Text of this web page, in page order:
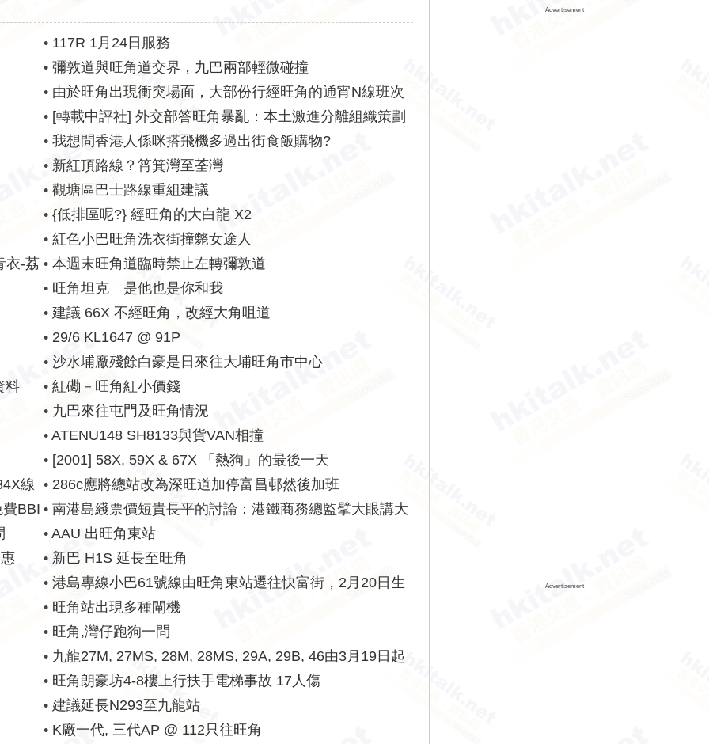
• 117R 1月24日服務
• 彌敦道與旺角道交界，九巴兩部輕微碰撞
• 由於旺角出現衝突場面，大部份行經旺角的通宵N線班次
受阻
• [轉載中評社] 外交部答旺角暴亂：本土激進分離組織策劃
• 我想問香港人係咪搭飛機多過出街食飯購物?
• 新紅頂路線？筲箕灣至荃灣
• 觀塘區巴士路線重組建議
• {低排區呢?} 經旺角的大白龍 X2
• 紅色小巴旺角洗衣街撞斃女途人
衣-荔 • 本週末旺角道臨時禁止左轉彌敦道
• 旺角坦克 是他也是你和我
• 建議 66X 不經旺角，改經大角咀道
• 29/6 KL1647 @ 91P
• 沙水埔廠殘餘白豪是日來往大埔旺角市中心
料
• 紅磡－旺角紅小價錢
• 九巴來往屯門及旺角情況
• ATENU148 SH8133與貨VAN相撞
• [2001] 58X, 59X & 67X 「熱狗」的最後一天
線
• 286c應將總站改為深旺道加停富昌邨然後加班
BBI • 南港島綫票價短貴長平的討論：港鐵商務總監擘大眼講大
話
• AAU 出旺角東站
• 新巴 H1S 延長至旺角
• 港島專線小巴61號線由旺角東站遷往快富街，2月20日生
效
• 旺角站出現多種閘機
• 旺角,灣仔跑狗一問
• 九龍27M, 27MS, 28M, 28MS, 29A, 29B, 46由3月19日起
加價
• 旺角朗豪坊4-8樓上行扶手電梯事故 17人傷
• 建議延長N293至九龍站
• K廠一代, 三代AP @ 112只往旺角
Advertisement
Advertisement